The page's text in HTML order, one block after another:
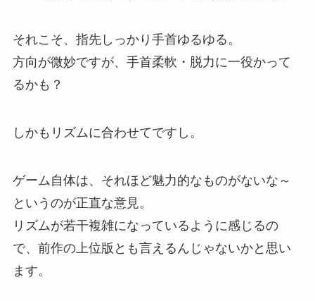
それこそ、指先しっかり手首ゆるゆる。
方向が微妙ですが、手首柔軟・脱力に一役かって
るかも？
しかもリズムに合わせてですし。
ゲーム自体は、それほど魅力的なものがないな～
というのが正直な意見。
リズムが若干複雑になっているように感じるの
で、前作の上位版とも言えるんじゃないかと思い
ます。